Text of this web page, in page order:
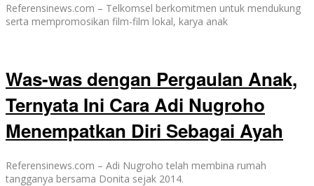
Referensinews.com – Telkomsel berkomitmen untuk mendukung
serta mempromosikan film-film lokal, karya anak
Was-was dengan Pergaulan Anak,
Ternyata Ini Cara Adi Nugroho
Menempatkan Diri Sebagai Ayah
Referensinews.com – Adi Nugroho telah membina rumah
tangganya bersama Donita sejak 2014.